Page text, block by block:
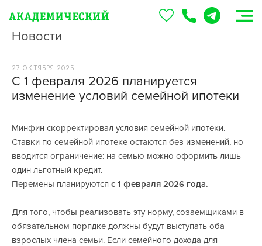
Новости
27 ОКТЯБРЯ 2025
С 1 февраля 2026 планируется
изменение условий семейной ипотеки
Минфин скорректировал условия семейной ипотеки.
Ставки по семейной ипотеке остаются без изменений, но
вводится ограничение: на семью можно оформить лишь
один льготный кредит.
Перемены планируются с 1 февраля 2026 года.
Для того, чтобы реализовать эту норму, созаемщиками в
обязательном порядке должны будут выступать оба
взрослых члена семьи. Если семейного дохода для